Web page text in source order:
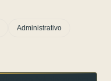
Administrativo